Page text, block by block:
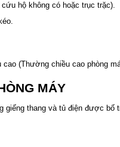
hộ không có hoặc trục trặc).
(Thường chiều cao phòng
MÁY
giếng thang và tủ điện được bố